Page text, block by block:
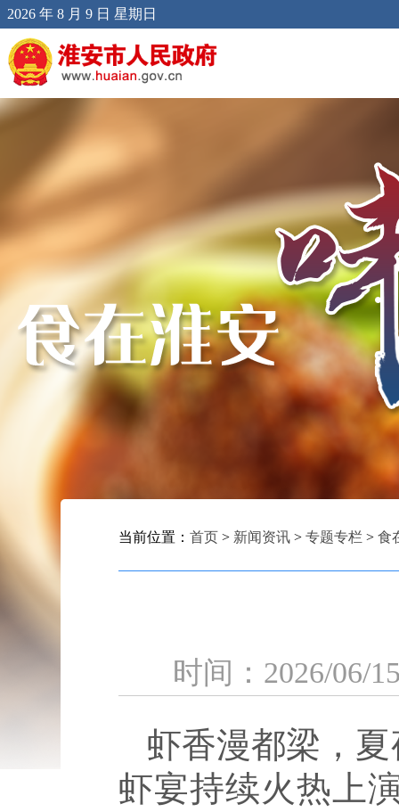
2026 年 8 月 9 日 星期日
当前位置： 首页 > 新闻资讯 > 专题专栏 > 食
时间：
虾香漫都梁，
虾宴持续火热上